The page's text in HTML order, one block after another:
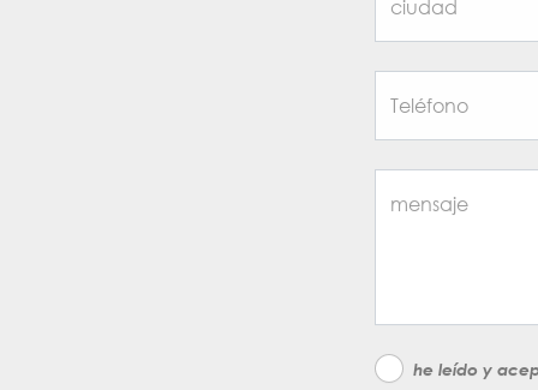
he leído y